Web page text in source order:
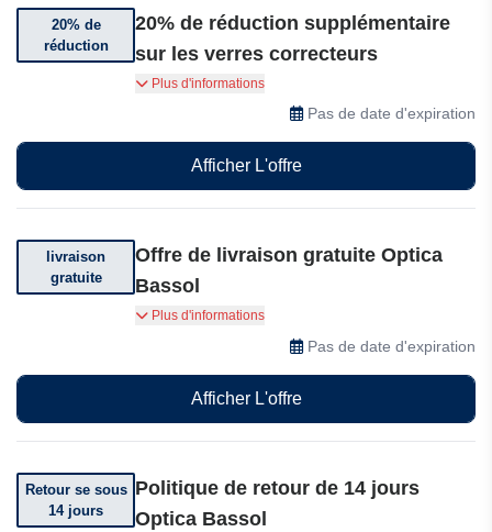
20% de
réduction
20% de réduction supplémentaire
sur les verres correcteurs
Bénéficiez de 10% de réduction sur une
sélection de montures et d'une réduction
exceptionnelle de 20% sur tous les verres. Sans
code promo, votre réduction exclusive est
appliquée instantanément au moment du
paiement.
Plus d'informations
Pas de date d'expiration
Afficher L'offre
livraison
gratuite
Offre de livraison gratuite Optica
Bassol
Livraison offerte sur votre commande.
Conditions générales applicables.
Plus d'informations
Pas de date d'expiration
Afficher L'offre
Retour se sous
14 jours
Politique de retour de 14 jours
Optica Bassol